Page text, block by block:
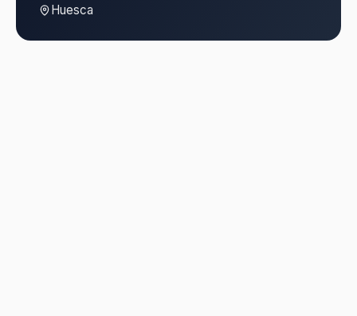
Huesca